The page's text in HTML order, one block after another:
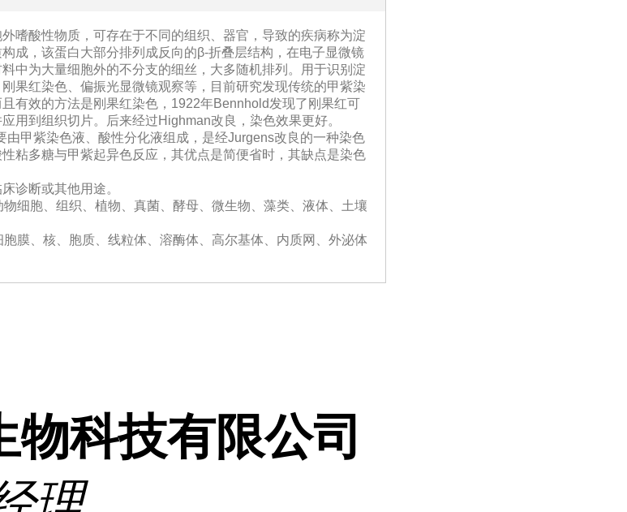
嗜酸性物质，可存在于不同的组织、器官，导致的疾病称为淀
成，该蛋白大部分排列成反向的β-折叠层结构，在电子显微镜
中为大量细胞外的不分支的细丝，大多随机排列。用于识别淀
果红染色、偏振光显微镜观察等，目前研究发现传统的甲紫染
有效的方法是刚果红染色，1922年Bennhold发现了刚果红可
用到组织切片。后来经过Highman改良，染色效果更好。
由甲紫染色液、酸性分化液组成，是经Jurgens改良的一种染色
粘多糖与甲紫起异色反应，其优点是简便省时，其缺点是染色
诊断或其他用途。
细胞、组织、植物、真菌、酵母、微生物、藻类、液体、土壤
膜、核、胞质、线粒体、溶酶体、高尔基体、内质网、外泌体
物科技有限公司